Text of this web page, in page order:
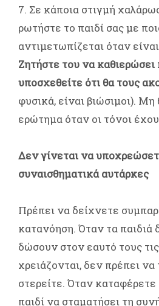
7. Σε κάποια στιγμή
ρωτήστε το παιδί σας με
αντιμετωπίζεται όταν
Ζητήστε του να
υποσχεθείτε ότι θα τους
φυσικά, είναι βιώσιμοι).
ερώτημα όταν οι τόνοι
Δεν γίνεται να
συναισθηματικά αυτάρκες
Πρέπει να δείχνετε
κατανόηση. Όταν τα παιδιά
δώσουν στον εαυτό τους
χρειάζονται, δεν πρέπει να
στερείτε. Όταν
παιδί να σταματήσει τη